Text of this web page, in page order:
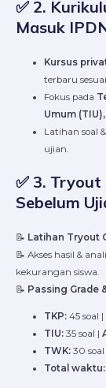
✅ 2.
Masuk
Kursus
terbaru
Fokus pada
Umum
Latihan soal
ujian.
✅ 3. Tryout
Sebelum
📝 Latihan Tryout
📝 Akses hasil &
kekurangan siswa.
📝 Passing Grade
TKP:45 soal |
TIU:35 soal |
TWK:30 soal
Total waktu: